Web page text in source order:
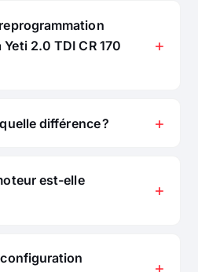
2.0 TDI CR 170
différence ?
est-elle